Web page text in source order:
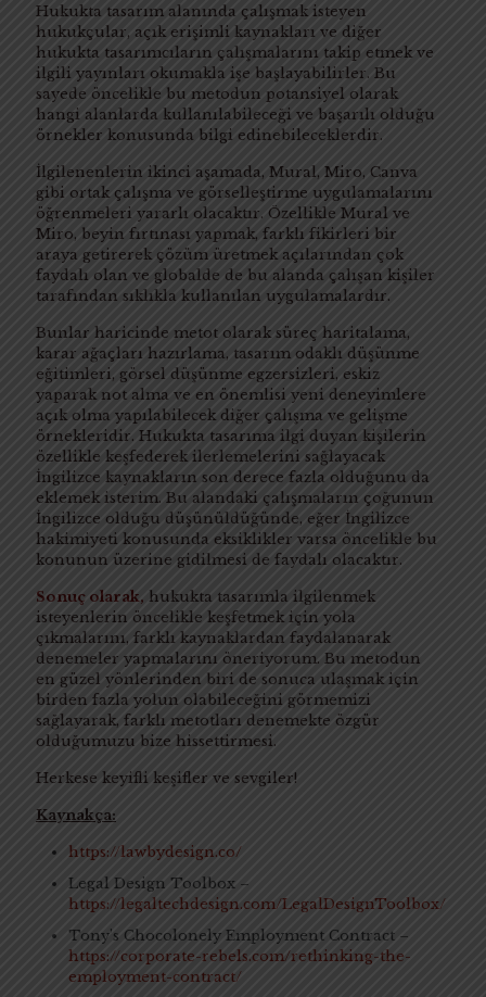
Hukukta tasarım alanında çalışmak isteyen
hukukçular, açık erişimli kaynakları ve diğer
hukukta tasarımcıların çalışmalarını takip etmek ve
ilgili yayınları okumakla işe başlayabilirler. Bu
sayede öncelikle bu metodun potansiyel olarak
hangi alanlarda kullanılabileceği ve başarılı olduğu
örnekler konusunda bilgi edinebileceklerdir.
İlgilenenlerin ikinci aşamada, Mural, Miro, Canva
gibi ortak çalışma ve görselleştirme uygulamalarını
öğrenmeleri yararlı olacaktır. Özellikle Mural ve
Miro, beyin fırtınası yapmak, farklı fikirleri bir
araya getirerek çözüm üretmek açılarından çok
faydalı olan ve globalde de bu alanda çalışan kişiler
tarafından sıklıkla kullanılan uygulamalardır.
Bunlar haricinde metot olarak süreç haritalama,
karar ağaçları hazırlama, tasarım odaklı düşünme
eğitimleri, görsel düşünme egzersizleri, eskiz
yaparak not alma ve en önemlisi yeni deneyimlere
açık olma yapılabilecek diğer çalışma ve gelişme
örnekleridir. Hukukta tasarıma ilgi duyan kişilerin
özellikle keşfederek ilerlemelerini sağlayacak
İngilizce kaynakların son derece fazla olduğunu da
eklemek isterim. Bu alandaki çalışmaların çoğunun
İngilizce olduğu düşünüldüğünde, eğer İngilizce
hakimiyeti konusunda eksiklikler varsa öncelikle bu
konunun üzerine gidilmesi de faydalı olacaktır.
Sonuç olarak, hukukta tasarımla ilgilenmek
isteyenlerin öncelikle keşfetmek için yola
çıkmalarını, farklı kaynaklardan faydalanarak
denemeler yapmalarını öneriyorum. Bu metodun
en güzel yönlerinden biri de sonuca ulaşmak için
birden fazla yolun olabileceğini görmemizi
sağlayarak, farklı metotları denemekte özgür
olduğumuzu bize hissettirmesi.
Herkese keyifli keşifler ve sevgiler!
Kaynakça:
https://lawbydesign.co/
Legal Design Toolbox –
https://legaltechdesign.com/LegalDesignToolbox/
Tony’s Chocolonely Employment Contract –
https://corporate-rebels.com/rethinking-the-
employment-contract/